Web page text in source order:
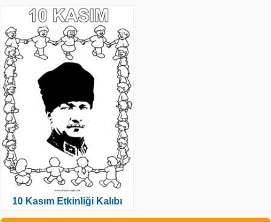
10 Kasım Etkinliği Kalıbı